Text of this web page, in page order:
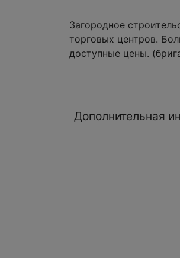
Загородное
торговых центров.
доступные цены.
Дополнительная